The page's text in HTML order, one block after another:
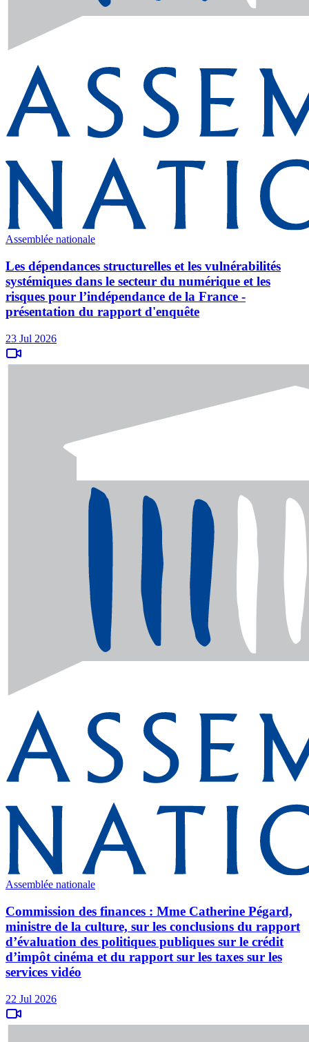
Assemblée nationale
Les dépendances structurelles et les vulnérabilités
systémiques dans le secteur du numérique et les
risques pour l’indépendance de la France -
présentation du rapport d'enquête
23 Jul 2026
Assemblée nationale
Commission des finances : Mme Catherine Pégard,
ministre de la culture, sur les conclusions du rapport
d’évaluation des politiques publiques sur le crédit
d’impôt cinéma et du rapport sur les taxes sur les
services vidéo
22 Jul 2026